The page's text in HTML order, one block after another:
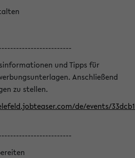
und Tipps für
Anschließend
zu stellen.
de/events/